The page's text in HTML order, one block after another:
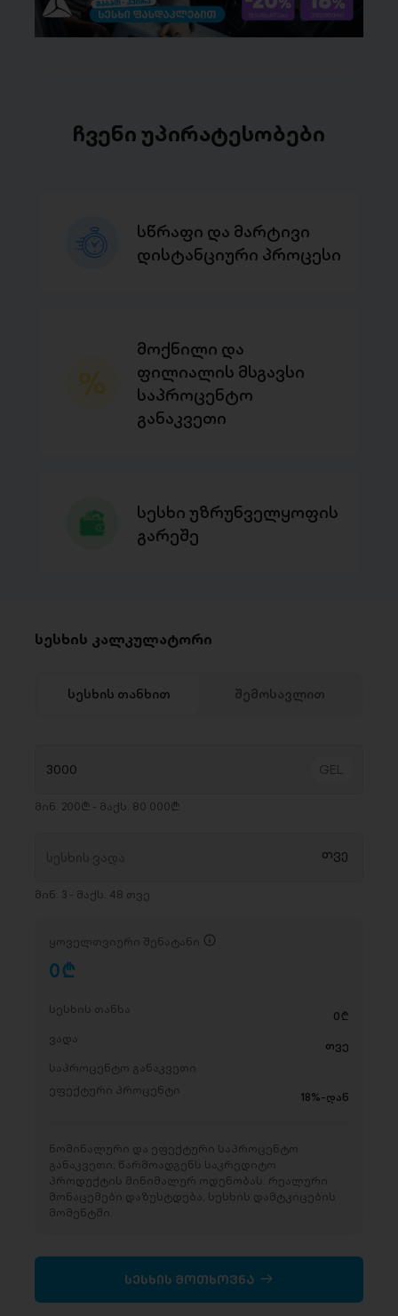
ჩვენი უპირატესობები
სწრაფი და მარტივი
დისტანციური პროცესი
მოქნილი და
ფილიალის მსგავსი
საპროცენტო
განაკვეთი
სესხი უზრუნველყოფის
გარეშე
სესხის კალკულატორი
სესხის თანხით შემოსავლით
მინ. 200₾ - მაქს. 80 000₾
მინ. 3 - მაქს. 48 თვე
ყოველთვიური შენატანი
0D
სესხის თანხა 0 D
ვადა
თვე
საპროცენტო განაკვეთი
ეფექტური პროცენტი
18%-დან
ნომინალური და ეფექტური საპროცენტო
განაკვეთი, წარმოადგენს საკრედიტო
პროდუქტის მინიმალურ ოდენობას. რეალური
მონაცემები დაზუსტდება, სესხის დამტკიცების
მომენტში.
სესხის მოთხოვნა